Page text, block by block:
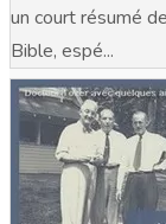
un court résumé
Bible, espé...